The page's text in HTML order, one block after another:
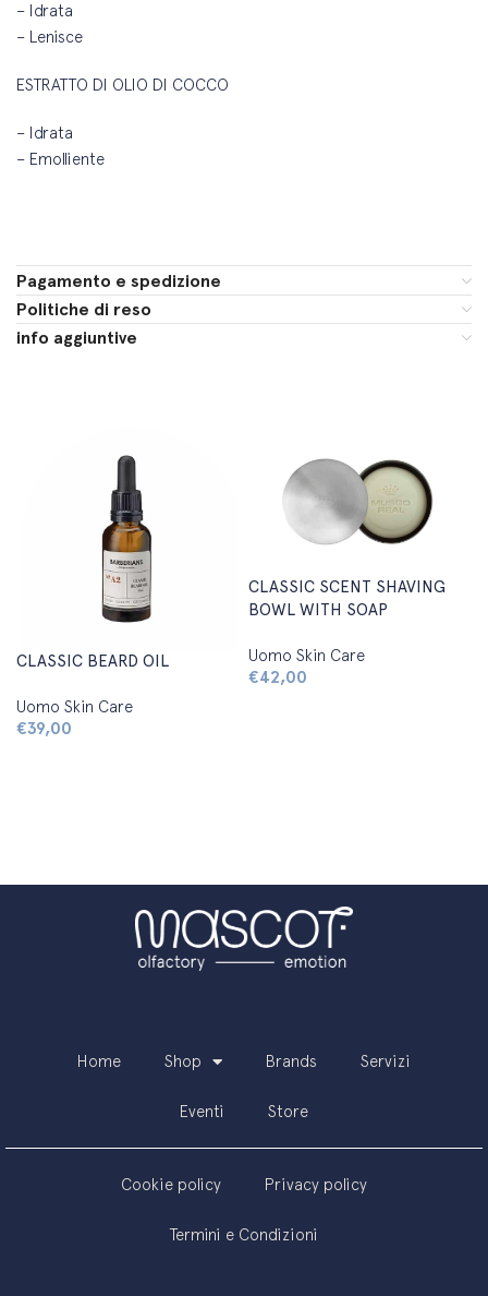
– Idrata
– Lenisce
ESTRATTO DI OLIO DI COCCO
– Idrata
– Emolliente
Pagamento e spedizione
Politiche di reso
info aggiuntive
CLASSIC BEARD OIL
Uomo Skin Care
€39,00
CLASSIC SCENT SHAVING
BOWL WITH SOAP
Uomo Skin Care
€42,00
Home Shop Brands Servizi
Eventi Store
Cookie policy Privacy policy
Termini e Condizioni